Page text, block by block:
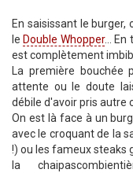
En saisissant le
le Double Whopper... En
est complètement
La première
attente ou le doute
débile d'avoir pris autre
On est là face à un
avec le croquant de la
!) ou les fameux steaks
la